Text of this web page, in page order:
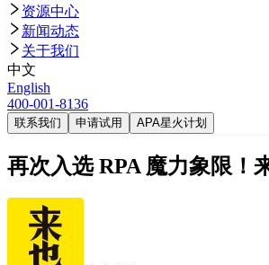
资源中心
新闻动态
关于我们
中文
English
400-001-8136
联系我们 申请试用 APA星火计划
再次入选 RPA 魔力象限！